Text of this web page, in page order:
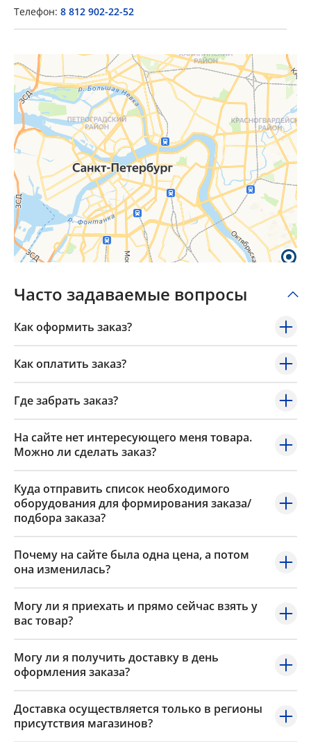
Телефон: 8 812 902-22-52
Часто задаваемые вопросы
Как оформить заказ?
Как оплатить заказ?
Где забрать заказ?
На сайте нет интересующего меня товара.
Можно ли сделать заказ?
Куда отправить список необходимого
оборудования для формирования заказа/
подбора заказа?
Почему на сайте была одна цена, а потом
она изменилась?
Могу ли я приехать и прямо сейчас взять у
вас товар?
Могу ли я получить доставку в день
оформления заказа?
Доставка осуществляется только в регионы
присутствия магазинов?